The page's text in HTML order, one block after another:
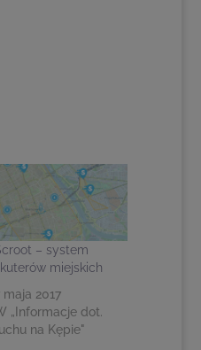
– system
miejskich
maja 2017
„Informacje dot.
na Kępie"